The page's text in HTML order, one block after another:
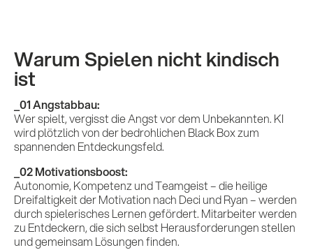
Warum Spielen nicht kindisch
ist
_01 Angstabbau:
Wer spielt, vergisst die Angst vor dem Unbekannten. KI
wird plötzlich von der bedrohlichen Black Box zum
spannenden Entdeckungsfeld.
_02 Motivationsboost:
Autonomie, Kompetenz und Teamgeist – die heilige
Dreifaltigkeit der Motivation nach Deci und Ryan – werden
durch spielerisches Lernen gefördert. Mitarbeiter werden
zu Entdeckern, die sich selbst Herausforderungen stellen
und gemeinsam Lösungen finden.